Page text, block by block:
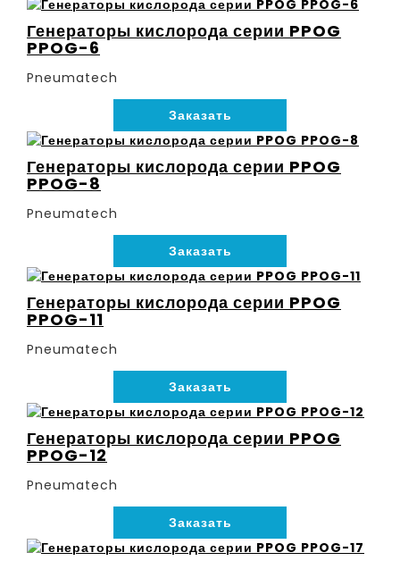
Генераторы кислорода серии PPOG
PPOG-6
Pneumatech
Заказать
Генераторы кислорода серии PPOG
PPOG-8
Pneumatech
Заказать
Генераторы кислорода серии PPOG
PPOG-11
Pneumatech
Заказать
Генераторы кислорода серии PPOG
PPOG-12
Pneumatech
Заказать